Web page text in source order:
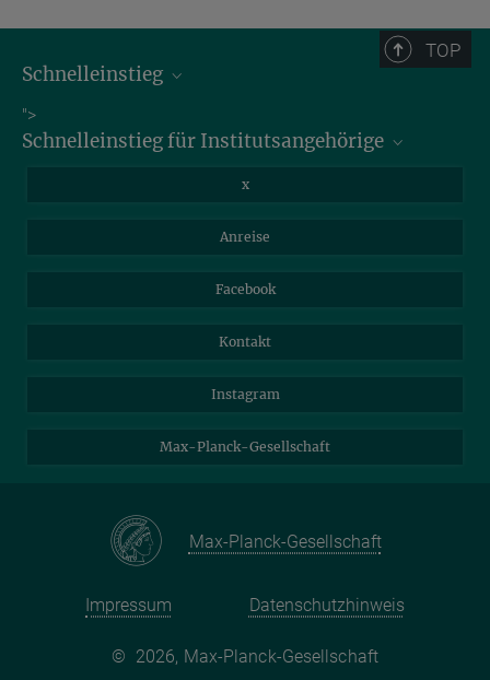
+49 3641 686-606
Max-Planck-Institut für Geoanthropologie, Kahlaische Straße 10,
07745 Jena
TOP
Schnelleinstieg
Bibliothek
Stellenangebote
">
Schnelleinstieg für Institutsangehörige
x
Anreise
Facebook
Kontakt
Instagram
Max-Planck-Gesellschaft
Max-Planck-Gesellschaft
Impressum Datenschutzhinweis
© 2026, Max-Planck-Gesellschaft